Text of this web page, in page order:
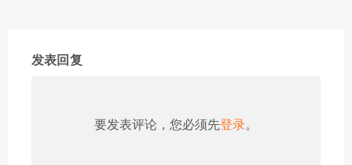
发表回复
要发表评论，您必须先登录。